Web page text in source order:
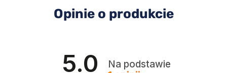
Opinie o produkcie
5.0
Na podstawie